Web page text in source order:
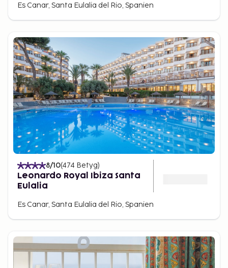
Es Canar, Santa Eulalia del Rio, Spanien
8/10(474 Betyg)
Leonardo Royal Ibiza Santa
Eulalia
Es Canar, Santa Eulalia del Rio, Spanien